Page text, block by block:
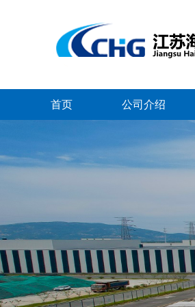
首页 公司介绍